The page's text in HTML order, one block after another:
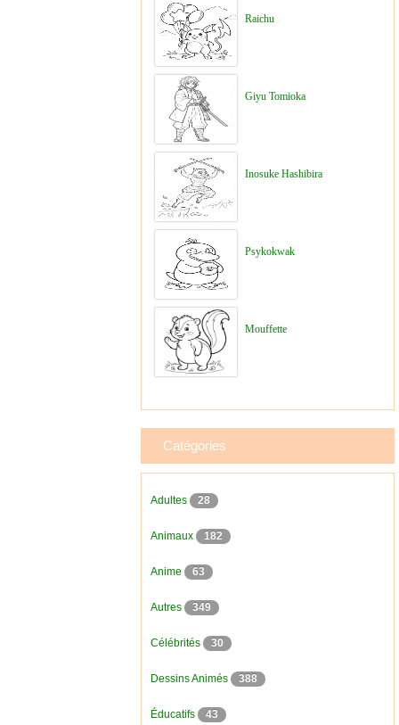
Raichu
Giyu Tomioka
Inosuke Hashibira
Psykokwak
Mouffette
Catégories
Adultes 28
Animaux 182
Anime 63
Autres 349
Célébrités 30
Dessins Animés 388
Éducatifs 43